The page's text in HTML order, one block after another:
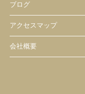
ブログ
アクセスマップ
会社概要